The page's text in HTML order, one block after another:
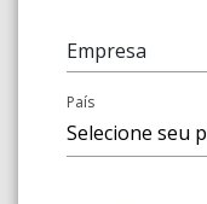
Empresa
País